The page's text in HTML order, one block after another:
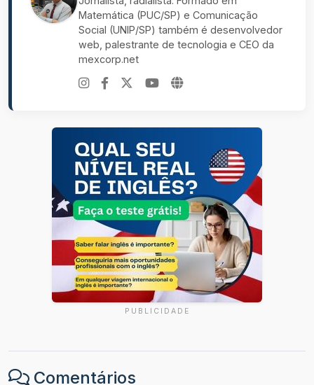
Matemática (PUC/SP) e Comunicação
Social (UNIP/SP) também é desenvolvedor
web, palestrante de tecnologia e CEO da
mexcorp.net
PUBLICIDADE
Comentários